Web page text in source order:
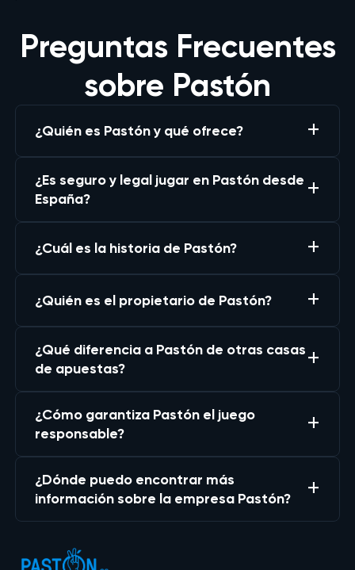
Preguntas Frecuentes
sobre Pastón
¿Quién es Pastón y qué ofrece?
¿Es seguro y legal jugar en Pastón desde
España?
¿Cuál es la historia de Pastón?
¿Quién es el propietario de Pastón?
¿Qué diferencia a Pastón de otras casas
de apuestas?
¿Cómo garantiza Pastón el juego
responsable?
¿Dónde puedo encontrar más
información sobre la empresa Pastón?